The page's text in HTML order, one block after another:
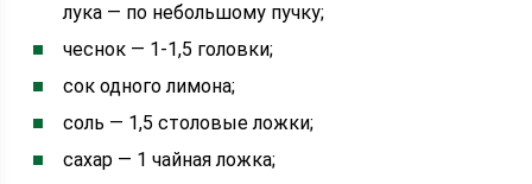
лука — по небольшому пучку;
чеснок — 1-1,5 головки;
сок одного лимона;
соль — 1,5 столовые ложки;
сахар — 1 чайная ложка;